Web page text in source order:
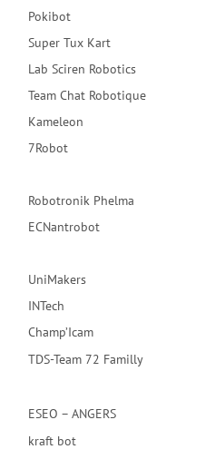
Pokibot
Super Tux Kart
Lab Sciren Robotics
Team Chat Robotique
Kameleon
7Robot
Robotronik Phelma
ECNantrobot
UniMakers
INTech
Champ’Icam
TDS-Team 72 Familly
ESEO – ANGERS
kraft bot